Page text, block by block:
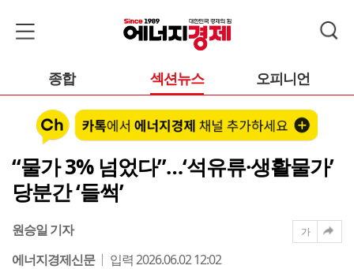
종합 섹션뉴스 오피니언
“물가 3% 넘었다”…‘석유류·생활물가’
당분간 ‘들썩’
원승일 기자
에너지경제신문
입력 2026.06.02 12:02
가